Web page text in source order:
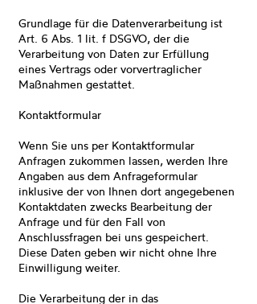
Grundlage für die Datenverarbeitung ist
Art. 6 Abs. 1 lit. f DSGVO, der die
Verarbeitung von Daten zur Erfüllung
eines Vertrags oder vorvertraglicher
Maßnahmen gestattet.
Kontaktformular
Wenn Sie uns per Kontaktformular
Anfragen zukommen lassen, werden Ihre
Angaben aus dem Anfrageformular
inklusive der von Ihnen dort angegebenen
Kontaktdaten zwecks Bearbeitung der
Anfrage und für den Fall von
Anschlussfragen bei uns gespeichert.
Diese Daten geben wir nicht ohne Ihre
Einwilligung weiter.
Die Verarbeitung der in das